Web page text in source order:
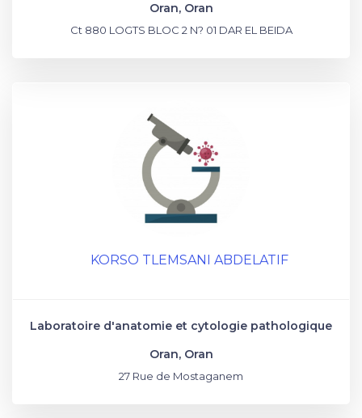
Oran, Oran
Ct 880 LOGTS BLOC 2 N? 01 DAR EL BEIDA
KORSO TLEMSANI ABDELATIF
Laboratoire d'anatomie et cytologie pathologique
Oran, Oran
27 Rue de Mostaganem